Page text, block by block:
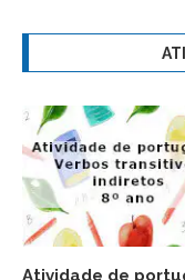
Atividade de